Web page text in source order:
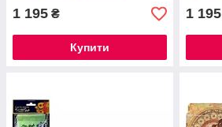
1 195 ₴
Купити
1 195